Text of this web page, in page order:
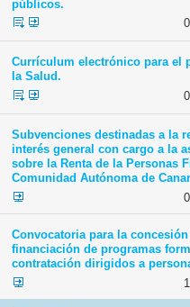
públicos.
Currículum electrónico para el
la Salud.
Subvenciones destinadas a la
interés general con cargo a la
sobre la Renta de la Personas
Comunidad Autónoma de
Convocatoria para la
financiación de programas
contratación dirigidos a